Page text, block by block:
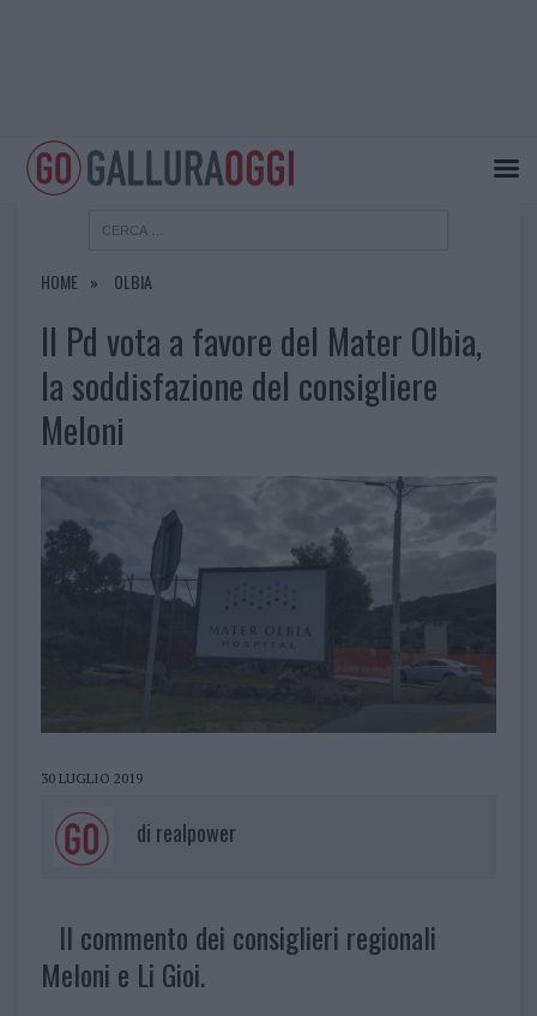
HOME OLBIA
Il Pd vota a favore del Mater Olbia,
la soddisfazione del consigliere
Meloni
30 LUGLIO 2019
di realpower
Il commento dei consiglieri regionali
Meloni e Li Gioi.